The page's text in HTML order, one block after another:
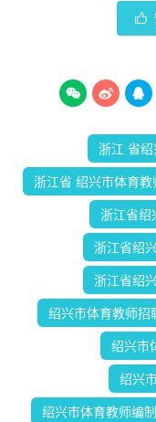

  
浙江 省
浙江省 绍兴市体育教
浙江省绍
浙江省绍
浙江省绍
绍兴市体育教师招
绍兴市
绍兴
绍兴市体育教师编